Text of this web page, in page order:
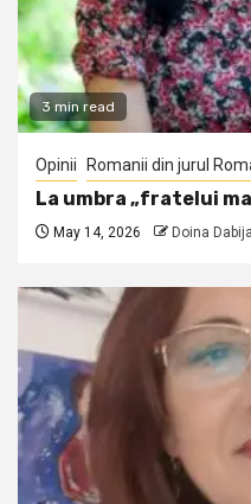
3 min read
Opinii Romanii din jurul
La umbra „fratelui
May 14, 2026 Doina Dabija